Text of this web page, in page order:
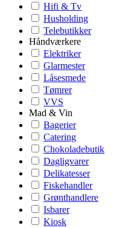
Hifi & Tv
Husholding
Telebutikker
Håndværkere
Elektriker
Glarmester
Låsesmede
Tømrer
VVS
Mad & Vin
Bagerier
Catering
Chokoladebutik
Dagligvarer
Delikatesser
Fiskehandler
Grønthandlere
Isbarer
Kiosk